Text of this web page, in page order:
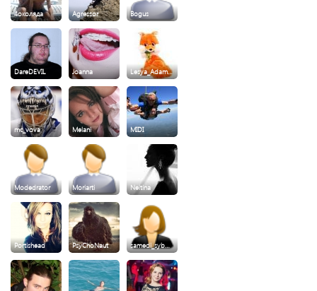
4околяда Agressor Bogus
DareDEVIL Joanna Lesya_Adam…
mc_vova Melani MIDI
Modedrator Moriarti Neitina
Portishead PsyChoNaut samedi_syb…